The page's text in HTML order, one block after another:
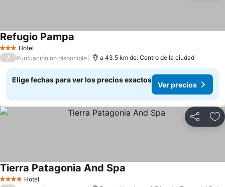
3 Estrellas
Hotel
Refugio Pampa
/ Puntuación no disponible a 43.5 km de: Centro de la ciudad
Elige fechas para ver los precios exactos
Ver precios
Compartir
4 EstrellasHotel
Tierra Patagonia And Spa